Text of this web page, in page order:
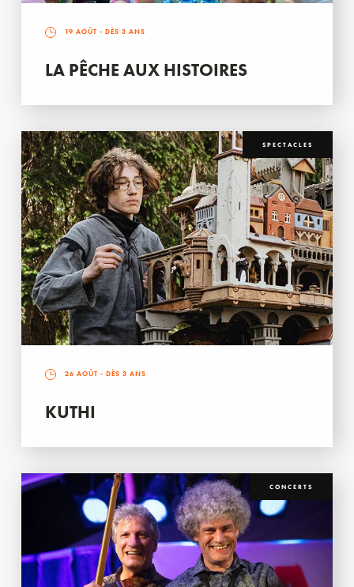
19 AOÛT - DÈS 3 ANS
LA PÊCHE AUX HISTOIRES
SPECTACLES
26 AOÛT - DÈS 3 ANS
KUTHI
CONCERTS